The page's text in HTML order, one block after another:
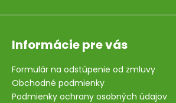
Informácie pre vás
Formulár na odstúpenie od zmluvy
Obchodné podmienky
Podmienky ochrany osobných údajov